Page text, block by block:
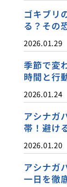
ゴキブリ
る？その
2026.01.29
季節で変
時間と行
2026.01.24
アシナガ
帯！避け
2026.01.20
アシナガ
一日を徹